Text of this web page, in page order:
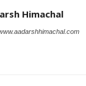
Himachal